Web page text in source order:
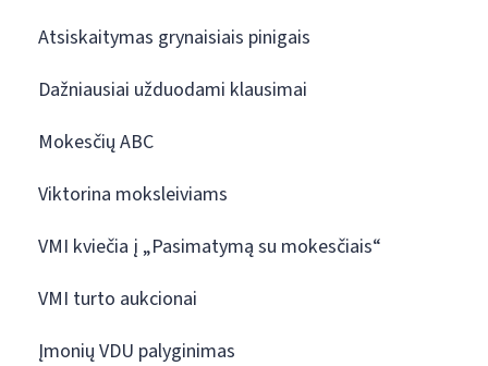
Atsiskaitymas grynaisiais pinigais
Dažniausiai užduodami klausimai
Mokesčių ABC
Viktorina moksleiviams
VMI kviečia į „Pasimatymą su mokesčiais“
VMI turto aukcionai
Įmonių VDU palyginimas